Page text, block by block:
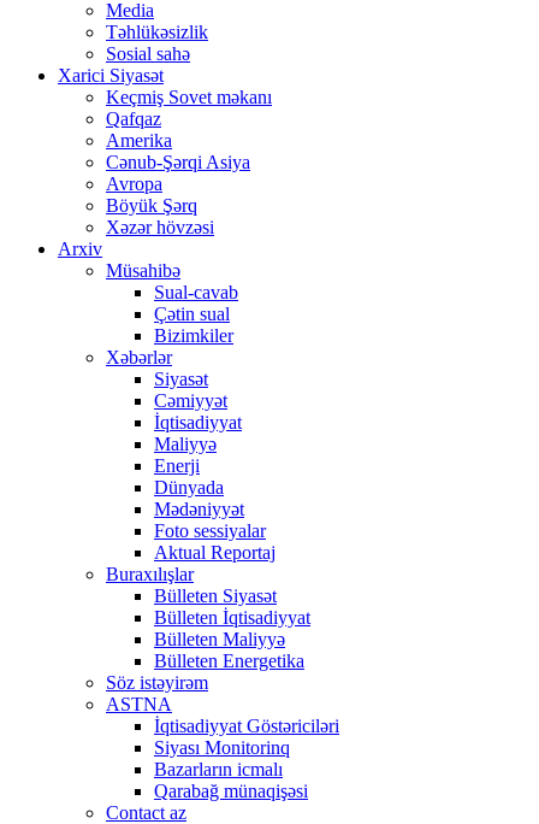
Media
Təhlükəsizlik
Sosial sahə
Xarici Siyasət
Keçmiş Sovet məkanı
Qafqaz
Amerika
Cənub-Şərqi Asiya
Avropa
Böyük Şərq
Xəzər hövzəsi
Arxiv
Müsahibə
Sual-cavab
Çətin sual
Bizimkiler
Xəbərlər
Siyasət
Cəmiyyət
İqtisadiyyat
Maliyyə
Enerji
Dünyada
Mədəniyyət
Foto sessiyalar
Aktual Reportaj
Buraxılışlar
Bülleten Siyasət
Bülleten İqtisadiyyat
Bülleten Maliyyə
Bülleten Energetika
Söz istəyirəm
ASTNA
İqtisadiyyat Göstəriciləri
Siyası Monitorinq
Bazarların icmalı
Qarabağ münaqişəsi
Contact az